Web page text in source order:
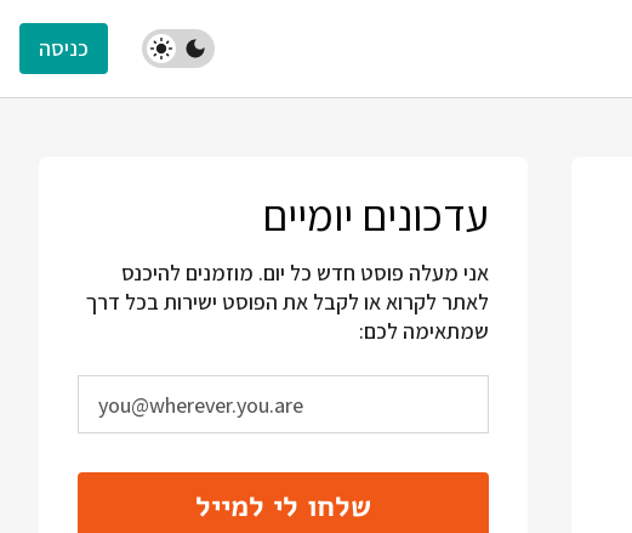
כניסה
עדכונים יומיים
אני מעלה פוסט חדש כל יום. מוזמנים להיכנס
לאתר לקרוא או לקבל את הפוסט ישירות בכל דרך
שמתאימה לכם:
שלחו לי למייל